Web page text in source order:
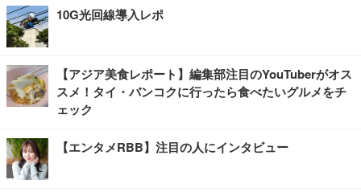
10G光回線導入レポ
【アジア美食レポート】編集部注目のYouTuberがオス
スメ！タイ・バンコクに行ったら食べたいグルメをチ
ェック
【エンタメRBB】注目の人にインタビュー